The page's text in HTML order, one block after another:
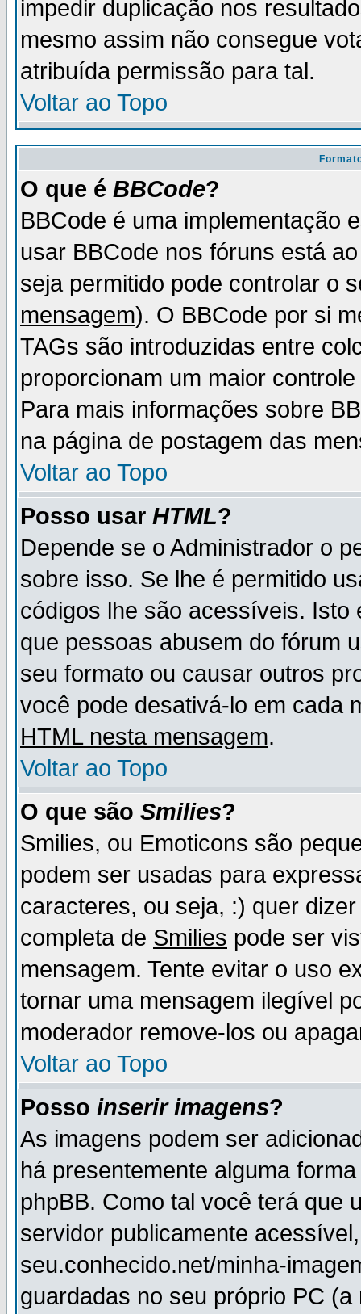
impedir duplicação nos
mesmo assim não consegue
atribuída permissão para tal.
Voltar ao Topo
O que é BBCode?
BBCode é uma implementação
usar BBCode nos fóruns está
seja permitido pode controlar o
mensagem). O BBCode por si
TAGs são introduzidas entre
proporcionam um maior
Para mais informações sobre
na página de postagem das
Voltar ao Topo
Posso usar HTML?
Depende se o Administrador o
sobre isso. Se lhe é permitido
códigos lhe são acessíveis.
que pessoas abusem do fórum
seu formato ou causar outros
você pode desativá-lo em cada
HTML nesta mensagem.
Voltar ao Topo
O que são Smilies?
Smilies, ou Emoticons são
podem ser usadas para
caracteres, ou seja, :) quer
completa de Smilies pode ser
mensagem. Tente evitar o uso
tornar uma mensagem ilegível
moderador remove-los ou
Voltar ao Topo
Posso inserir imagens?
As imagens podem ser
há presentemente alguma
phpBB. Como tal você terá que
servidor publicamente
seu.conhecido.net/minha-
guardadas no seu próprio PC